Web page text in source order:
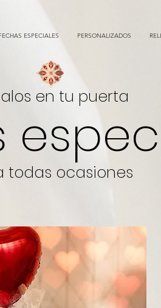
ESPECIALES PERSONALIZADOS
en tu puerta
todas ocasiones